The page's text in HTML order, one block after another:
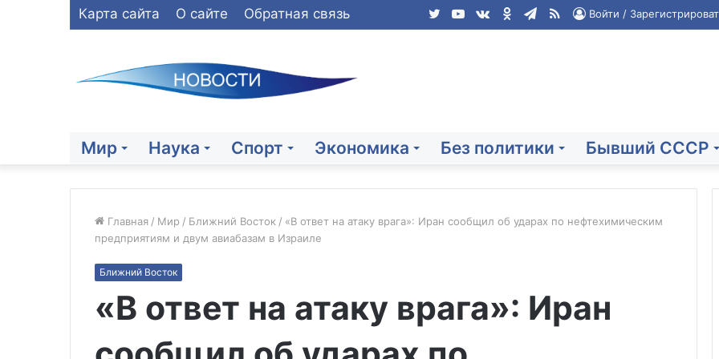
Карта сайта О сайте Обратная связь Войти /
RSS
Telegram
Одноклассники
vk.com
YouTube
Twitter
Мир Наука Спорт Экономика Без политики Бывший СССР
Главная / Мир / Ближний Восток / «В ответ на атаку врага»: Иран сообщил об ударах по нефтехимическим
предприятиям и двум авиабазам в Израиле
Ближний Восток
«В ответ на атаку врага»: Иран
сбивают
ВСУ
заседании